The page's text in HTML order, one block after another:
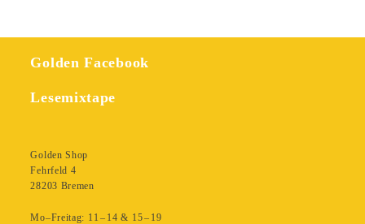
Golden Facebook
Lesemixtape
Golden Shop
Fehrfeld 4
28203 Bremen
Mo–Freitag: 11 – 14 & 15 – 19